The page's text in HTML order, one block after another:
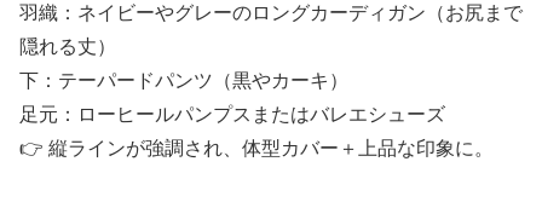
羽織：ネイビーやグレーのロングカーディガン（お尻まで
隠れる丈）
下：テーパードパンツ（黒やカーキ）
足元：ローヒールパンプスまたはバレエシューズ
👉 縦ラインが強調され、体型カバー＋上品な印象に。